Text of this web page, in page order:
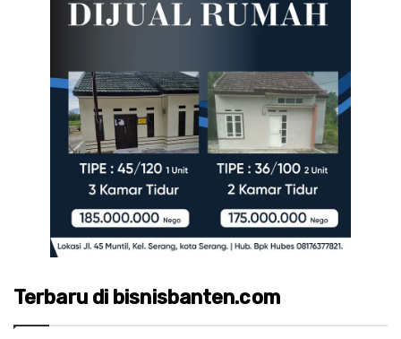
Terbaru di bisnisbanten.com